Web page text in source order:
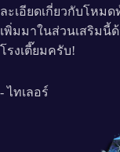
ละเอียดเกี่ยวกับโหม
เพิ่มมาในส่วนเสริมนี้
โรงเตี๊ยมครับ!
- ไทเลอร์